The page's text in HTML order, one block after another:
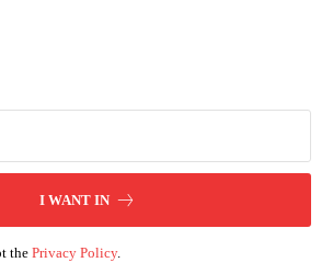
I WANT IN
thePrivacy Policy.